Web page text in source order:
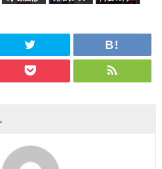
タラ】
属している
がこちら
ざわつかせ
さんに恐怖
ナンタラ】